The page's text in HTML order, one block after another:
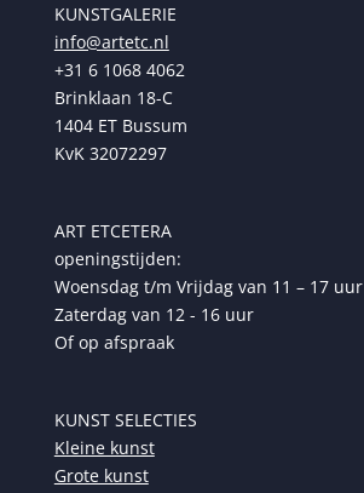
KUNSTGALERIE
info@artetc.nl
+31 6 1068 4062
Brinklaan 18-C
1404 ET Bussum
KvK 32072297
ART ETCETERA
openingstijden:
Woensdag t/m Vrijdag van 11 – 17 uur
Zaterdag van 12 - 16 uur
Of op afspraak
KUNST SELECTIES
Kleine kunst
Grote kunst